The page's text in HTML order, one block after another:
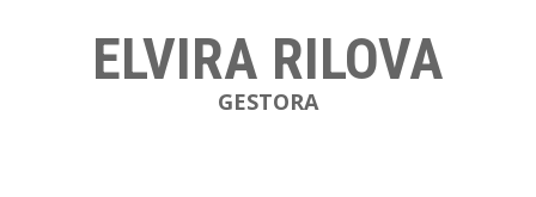
ELVIRA RILOVA
GESTORA